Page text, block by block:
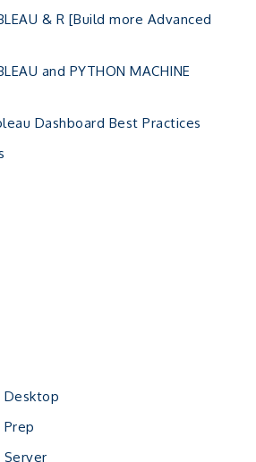
& R [Build more Advanced
and PYTHON MACHINE
Dashboard Best Practices